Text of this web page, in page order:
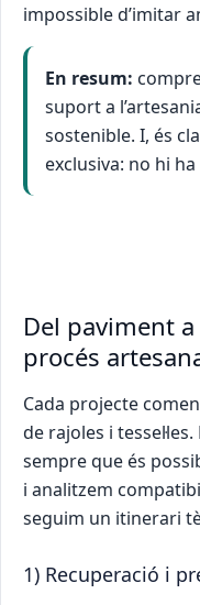
impossible d’imitar
En resum:
suport a
sostenible. I, és
exclusiva: no hi
Del paviment
procés
Cada projecte
de rajoles i
sempre que és
i analitzem
seguim un itinerari
1) Recuperació i